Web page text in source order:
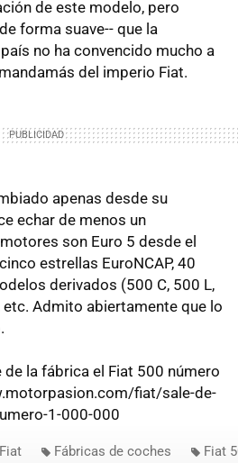
de este modelo, pero
forma suave-- que la
no ha convencido mucho a
del imperio Fiat.
apenas desde su
echar de menos un
son Euro 5 desde el
estrellas EuroNCAP, 40
derivados (500 C, 500 L,
Admito abiertamente que lo
de la fábrica el Fiat 500 número
fiat/sale-de-
1-000-000
Fiat Fábricas de coches Fiat